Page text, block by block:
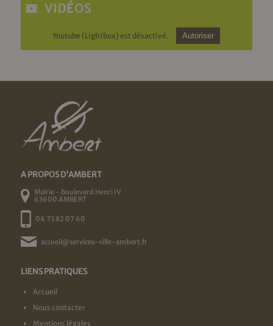
VIDÉOS
Youtube (Lightbox) est désactivé. Autoriser
A PROPOS D'AMBERT
Mairie - Boulevard Henri IV
63600 AMBERT
04 73 82 07 60
accueil@services-ville-ambert.fr
LIENS PRATIQUES
Accueil
Nous contacter
Mentions légales